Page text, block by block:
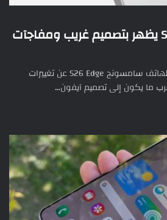
سامسونج S26 Edge يظهر بتصميم غريب ومفاجآت
كشفت صور مسرّبة جديدة لهاتف سامسونج S26 Edge عن تغييرات
ما يكون إلى تصميم آيفون…